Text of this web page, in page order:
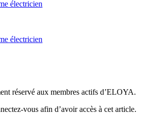
électricien
électricien
réservé aux membres actifs d’ELOYA.
vous afin d’avoir accès à cet article.